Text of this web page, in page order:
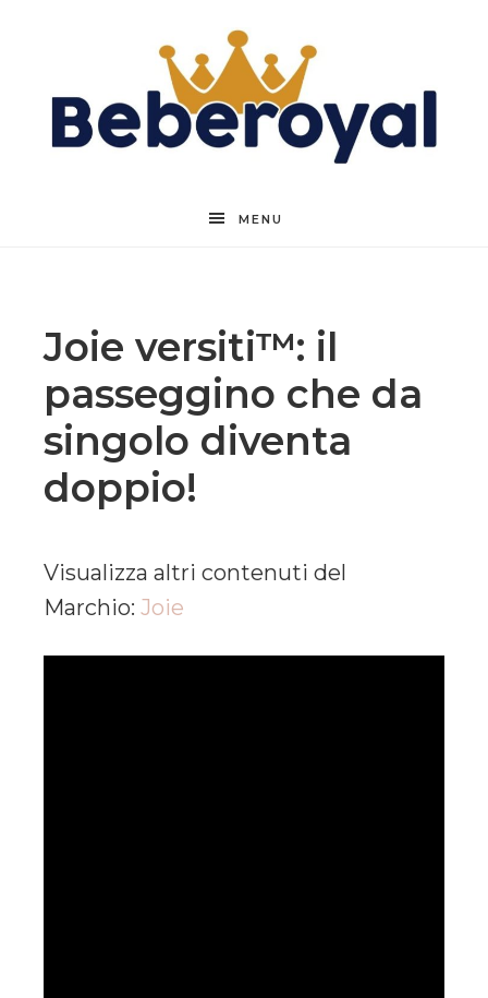
Beberoyal
MENU
Joie versiti™: il
passeggino che da
singolo diventa
doppio!
Visualizza altri contenuti del
Marchio: Joie